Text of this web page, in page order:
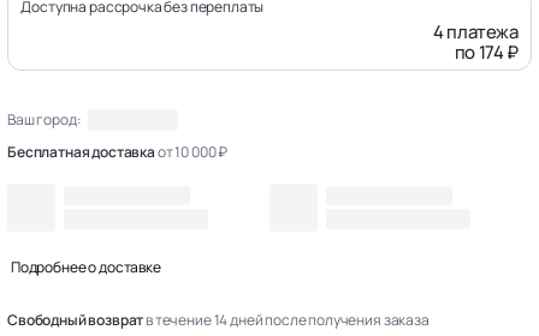
Доступна рассрочка без переплаты
4 платежа
по 174 ₽
Ваш город:
Бесплатная доставкаот 10 000 ₽
Подробнее о доставке
Свободный возвратв течение 14 дней после получения заказа